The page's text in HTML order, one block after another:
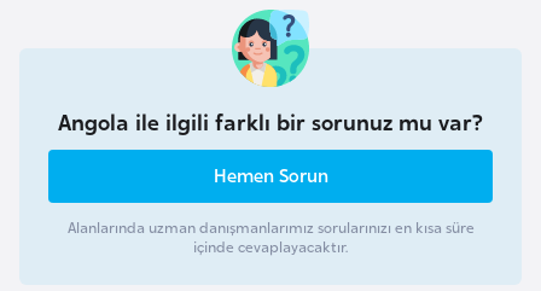
Angola ile ilgili farklı bir sorunuz mu var?
Hemen Sorun
Alanlarında uzman danışmanlarımız sorularınızı en kısa süre
içinde cevaplayacaktır.
B